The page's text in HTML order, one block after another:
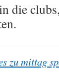
die
zu mittag